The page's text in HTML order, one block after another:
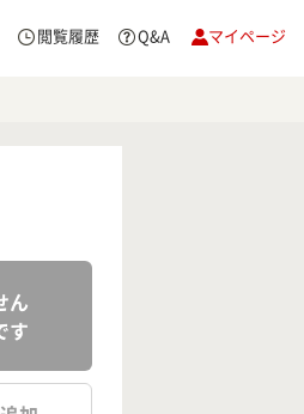
閲覧履歴 Q&A マイページ
ん
す